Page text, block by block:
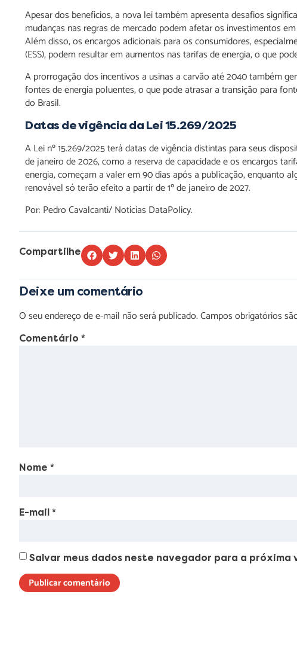
Apesar dos benefícios, a nova lei também apresenta desafios
mudanças nas regras de mercado podem afetar os investimentos
Além disso, os encargos adicionais para os consumidores,
(ESS), podem resultar em aumentos nas tarifas de energia, o que
A prorrogação dos incentivos a usinas a carvão até 2040 também
fontes de energia poluentes, o que pode atrasar a transição para
do Brasil.
Datas de vigência da Lei 15.269/2025
A Lei nº 15.269/2025 terá datas de vigência distintas para seus
de janeiro de 2026, como a reserva de capacidade e os encargos
energia, começam a valer em 90 dias após a publicação, enquanto
renovável só terão efeito a partir de 1º de janeiro de 2027.
Por: Pedro Cavalcanti/ Notícias DataPolicy.
Compartilhe
Deixe um comentário
O seu endereço de e-mail não será publicado.Campos obrigatórios
Comentário *
Nome *
E-mail *
Salvar meus dados neste navegador para a próxima